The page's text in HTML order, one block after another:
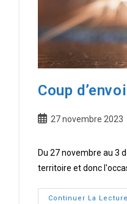
Coup
Publication
27 novembre 2023
Du 27 novembre au 3
territoire et donc
Continuer La Lecture